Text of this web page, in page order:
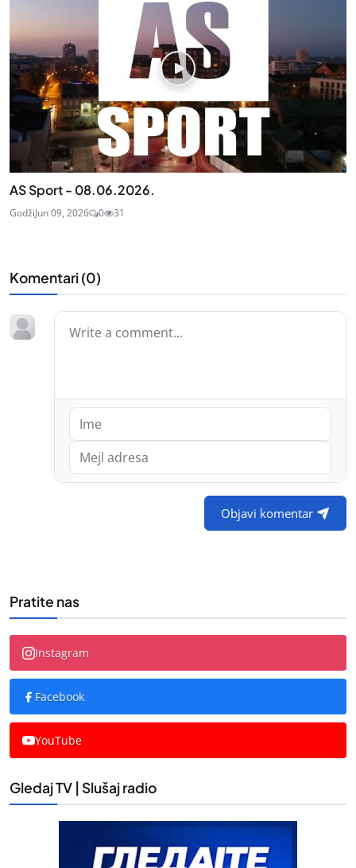
AS Sport - 08.06.2026.
GodžiJun 09, 2026 0 31
Komentari (0)
Objavi komentar
Pratite nas
Instagram
Facebook
YouTube
Gledaj TV | Slušaj radio